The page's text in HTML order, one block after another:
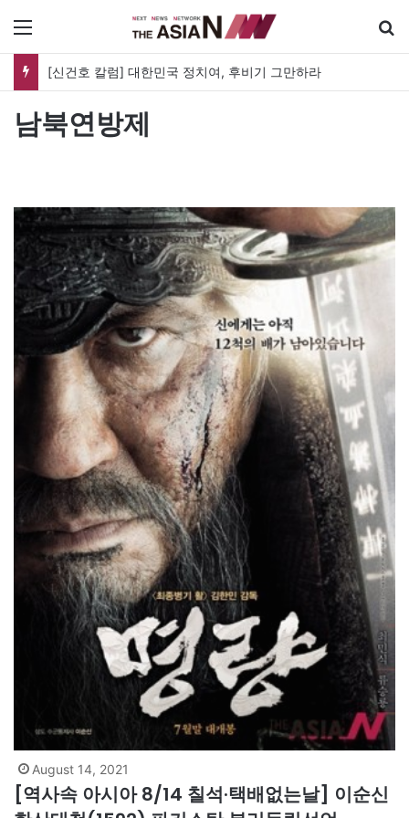
[신건호 칼럼] 대한민국 정치여, 후비기 그만하라
남북연방제
August 14, 2021
[역사속 아시아 8/14 칠석·택배없는날] 이순신